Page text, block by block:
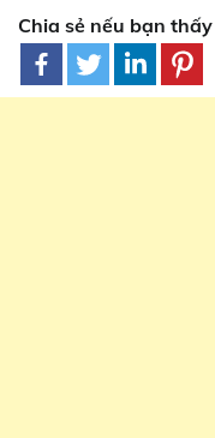
Chia sẻ nếu bạn